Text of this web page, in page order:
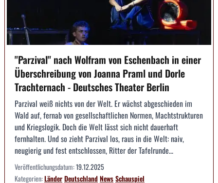
"Parzival" nach Wolfram von Eschenbach in einer
Überschreibung von Joanna Praml und Dorle
Trachternach - Deutsches Theater Berlin
Parzival weiß nichts von der Welt. Er wächst abgeschieden im
Wald auf, fernab von gesellschaftlichen Normen, Machtstrukturen
und Kriegslogik. Doch die Welt lässt sich nicht dauerhaft
fernhalten. Und so zieht Parzival los, raus in die Welt: naiv,
neugierig und fest entschlossen, Ritter der Tafelrunde...
Veröffentlichungsdatum:19.12.2025
Kategorien:LänderDeutschlandNewsSchauspiel